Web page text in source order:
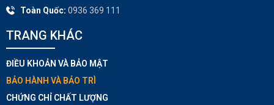
Toàn Quốc: 0936 369 111
TRANG KHÁC​
ĐIỀU KHOẢN VÀ BẢO MẬT
BẢO HÀNH VÀ BẢO TRÌ
CHỨNG CHỈ CHẤT LƯỢNG